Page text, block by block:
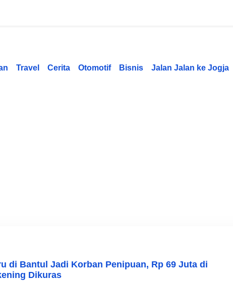
Travel Cerita Otomotif Bisnis Jalan Jalan ke Jogja
di Bantul Jadi Korban Penipuan, Rp 69 Juta di
Dikuras